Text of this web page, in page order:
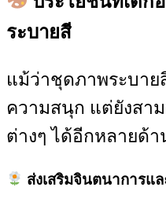
ระบายสี
แม้ว่าชุดภาพระบาย
ความสนุก แต่ยังสา
ต่างๆ ได้อีกหลายด้า
ส่งเสริมจินตนาการแ